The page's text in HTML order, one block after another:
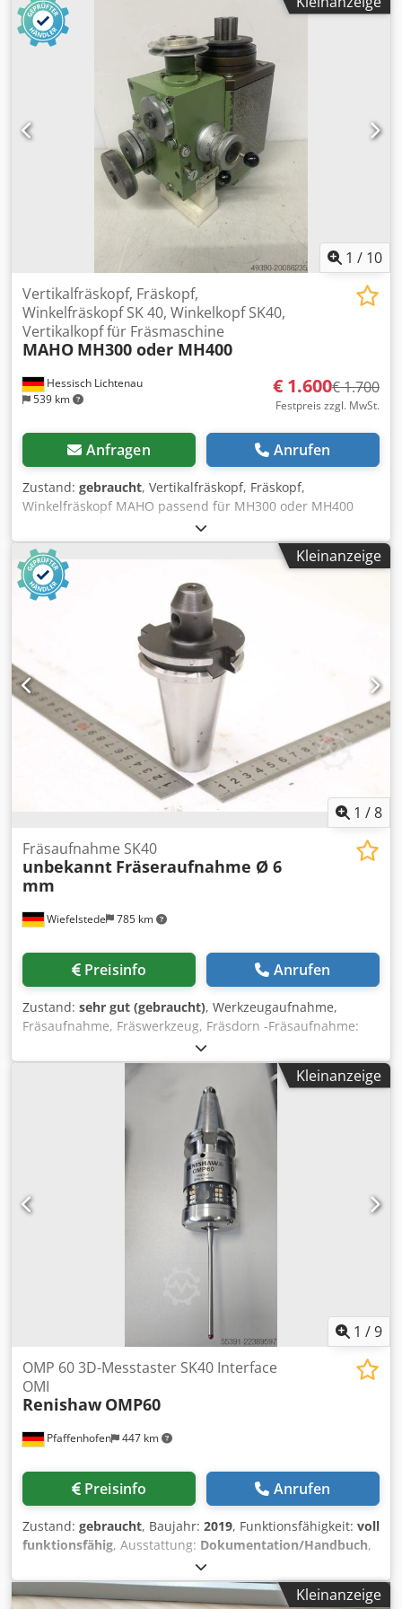
Übersetzungsverhältniss 1:6 Kraftübertragung bis 2,5 kW
Vorbaumaß 110 mm (Maschinenspindel bis Spannmutter
Werkzeugaufnahme SK 40- S20x2 Spannzangen Ø 2 / 2,5 /
3 / 3,5 / 4 / 4,5 / 5 / 7 / 8 / 9 / 10 / 11 / 12 / 13 / 14 / 15 / 16
mm im Holz-Aufbewahrungskasten Der Kopf ist mit
Bronzezahnrädern ausgestattet für ein hohes
Drehmoment. Eigengewicht 5 kg Gewicht komplett 9,4 kg
guter Zustand
1 / 10
Hessisch Lichtenau
539 km
Vertikalfräskopf, Fräskopf,
Winkelfräskopf SK 40, Winkelkopf SK40,
Vertikalkopf für Fräsmaschine
MAHO MH300 oder MH400
€ 1.600€ 1.700
Festpreis zzgl. MwSt.
Anfragen Anrufen
Zustand: gebraucht, Vertikalfräskopf, Fräskopf,
Winkelfräskopf MAHO passend für MH300 oder MH400
Baujahr ca. 1990 Werkzeugaufnahme: SK 40 Pinolenhub:
60 mm Chsdpsxf Ur Nsfx Acisa Zentrierdurchmesser an
der Flanschplatte: 102 mm Außendurchmesser Flasch: 180
mm Lochkreis Flanschplatte: Ø 150 mm
Befestigungsbohrungen an der Flanschplatte: 4x Ø 11 mm
- Pinolenvorschub 0,015 / 0,03 / 0,06 / 0,12 mm/U -
Kopfantrieb über Welle Ø 32 mit 10 mm Keilnut -
Rändelrad mit Skalierung für den Pinolenhub -
Gradskalierung am Winkelfräskopf 2x 90° Abmessung L x B
x H: 300 x 280 x 300 mm Komplettgewicht: 31,4 kg guter
Zustand
Kleinanzeige
1 /8
Wiefelstede 785 km
Fräsaufnahme SK40
unbekannt Fräseraufnahme Ø 6
mm
Preisinfo Anrufen
Zustand: sehr gut (gebraucht), Werkzeugaufnahme,
Fräsaufnahme, Fräswerkzeug, Fräsdorn -Fräsaufnahme:
Werkzeugaufnahmen SK40 -Fräseraufnahme: Ø 6 mm -
Anzahl: 35x Fräsaufnahmen vorhanden -Preis: pro Stück
Chodpfx Aey Tlc Rscioa -Abmessung: Ø 64 / 120 mm -Kleinanzeige
1 /9
Pfaffenhofen 447 km
OMP 60 3D-Messtaster SK40 Interface
OMI
Renishaw OMP60
Preisinfo Anrufen
Zustand: gebraucht, Baujahr: 2019, Funktionsfähigkeit: voll
funktionsfähig, Ausstattung: Dokumentation/Handbuch,
RENISHAW OMP 60 3D-Messtaster SK40 OMP60
Messtaster- gebraucht Kompakter 3 D-Messtaster Mit der
optischen Signalübertragung besteht die MöglichkeitKleinanzeige